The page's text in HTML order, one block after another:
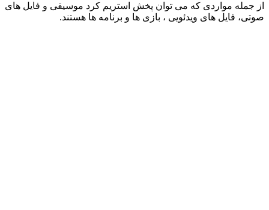
از جمله مواردی که می توان پخش استریم کرد موسیقی و فایل های
صوتی، فایل های ویدئویی ، بازی ‌ها و برنامه ‌ها هستند.